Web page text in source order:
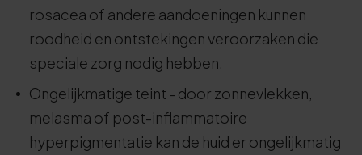
rosacea of andere aandoeningen kunnen
roodheid en ontstekingen veroorzaken die
speciale zorg nodig hebben.
Ongelijkmatige teint - door zonnevlekken,
melasma of post-inflammatoire
hyperpigmentatie kan de huid er ongelijkmatig